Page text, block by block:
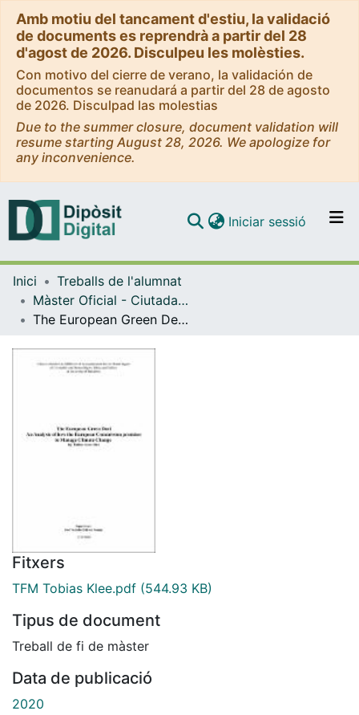
Amb motiu del tancament d'estiu, la validació
de documents es reprendrà a partir del 28
d'agost de 2026. Disculpeu les molèsties.
Con motivo del cierre de verano, la validación de
documentos se reanudará a partir del 28 de agosto
de 2026. Disculpad las molestias
Due to the summer closure, document validation will
resume starting August 28, 2026. We apologize for
any inconvenience.
Navega per tot el DD
Iniciar sessió (current)
Inici
Treballs de l'alumnat
Màster Oficial - Ciutadania i Drets Humans: Ètica i Política
The European Green Deal. An Analysis of how the European Commission promises to Manage Climate Change
Fitxers
TFM Tobias Klee.pdf (544.93 KB)
Tipus de document
Treball de fi de màster
Data de publicació
2020